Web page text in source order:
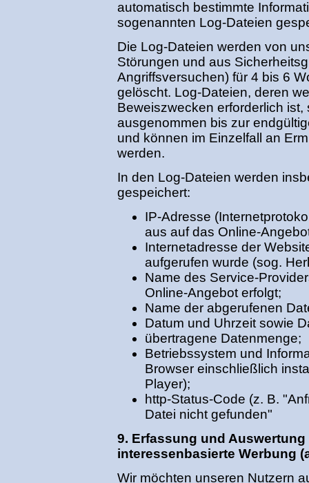
automatisch bestimmte
sogenannten Log-Dateien
Die Log-Dateien werden von
Störungen und aus
Angriffsversuchen) für 4 bis 6
gelöscht. Log-Dateien, deren
Beweiszwecken erforderlich
ausgenommen bis zur
und können im Einzelfall an
werden.
In den Log-Dateien werden
gespeichert:
IP-Adresse
aus auf das Online-
Internetadresse der
aufgerufen wurde (sog.
Name des Service-
Online-Angebot erfolgt;
Name der abgerufenen
Datum und Uhrzeit sowie
übertragene Datenmenge;
Betriebssystem und
Browser einschließlich
Player);
http-Status-Code (z. B.
Datei nicht gefunden"
9. Erfassung und
interessenbasierte Werbung
Wir möchten unseren Nutzern